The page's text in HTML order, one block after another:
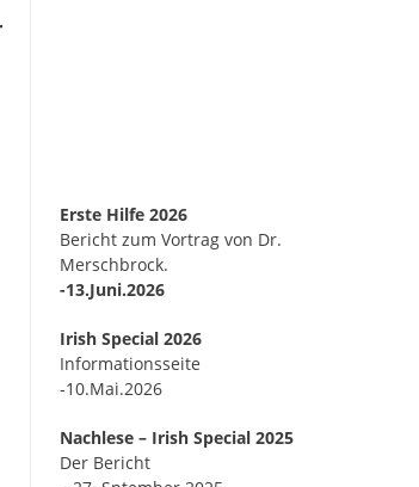
Erste Hilfe 2026
Bericht zum Vortrag von Dr.
Merschbrock.
-13.Juni.2026
Irish Special 2026
Informationsseite
-10.Mai.2026
Nachlese – Irish Special 2025
Der Bericht